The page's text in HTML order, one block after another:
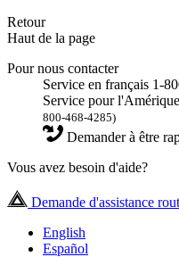
Retour
Haut de la page
Pour nous contacter
Service en français 1-
Service pour
800-468-4285)
Demander à être
Vous avez besoin d'aide?
Demande d'assistance
English
Español